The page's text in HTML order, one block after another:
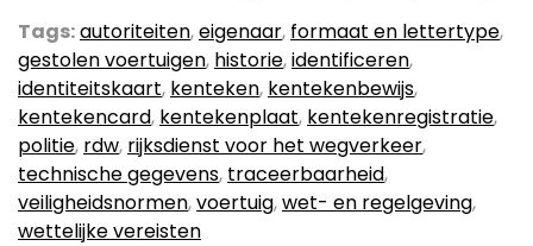
Tags:autoriteiten,eigenaar, formaat en lettertype,
gestolen voertuigen, historie,identificeren,
identiteitskaart, kenteken, kentekenbewijs,
kentekencard, kentekenplaat, kentekenregistratie,
politie, rdw, rijksdienst voor het wegverkeer,
technische gegevens, traceerbaarheid,
veiligheidsnormen,voertuig,wet- en regelgeving,
wettelijke vereisten